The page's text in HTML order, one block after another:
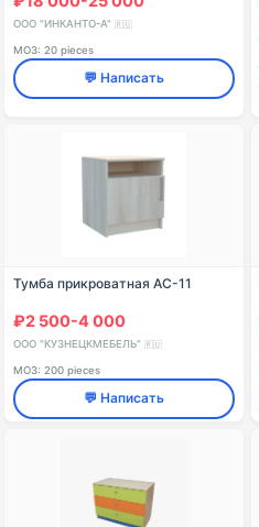
ООО "ИНКАНТО-А" 🇷🇺
МОЗ: 20 pieces
💬 Написать
Тумба прикроватная АС-11
₽2 500-4 000
ООО "КУЗНЕЦКМЕБЕЛЬ" 🇷🇺
МОЗ: 200 pieces
💬 Написать